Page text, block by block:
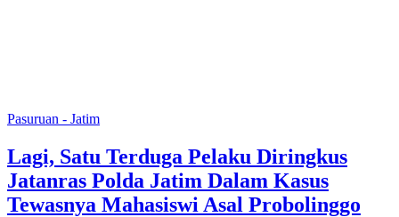
Pasuruan - Jatim
Lagi, Satu Terduga Pelaku Diringkus
Jatanras Polda Jatim Dalam Kasus
Tewasnya Mahasiswi Asal Probolinggo